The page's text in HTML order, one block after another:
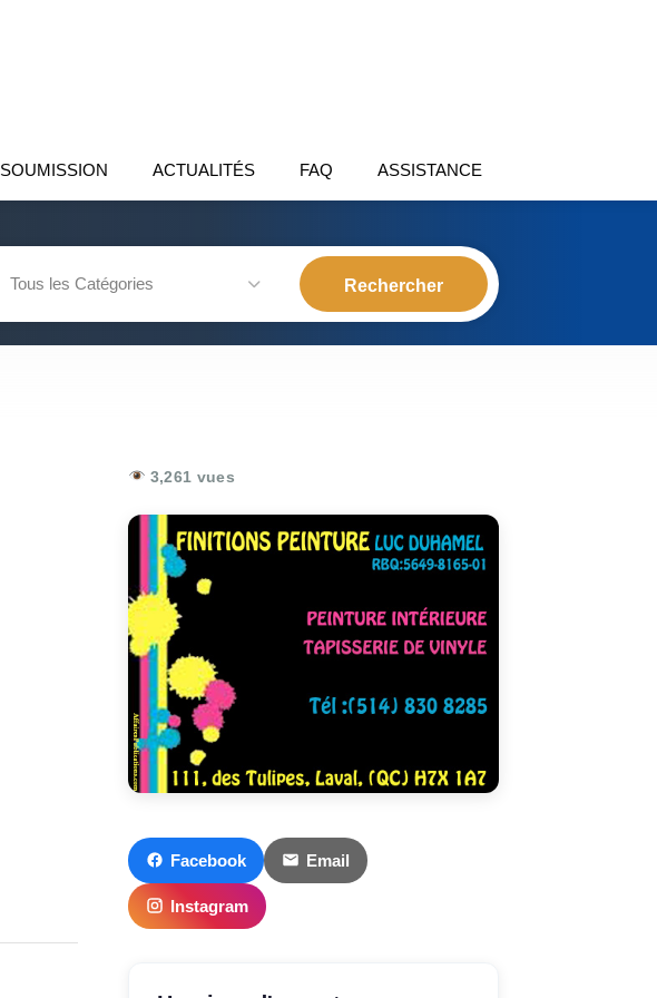
SOUMISSION ACTUALITÉS FAQ ASSISTANCE
Tous les Catégories
3,261 vues
Facebook Email
Instagram